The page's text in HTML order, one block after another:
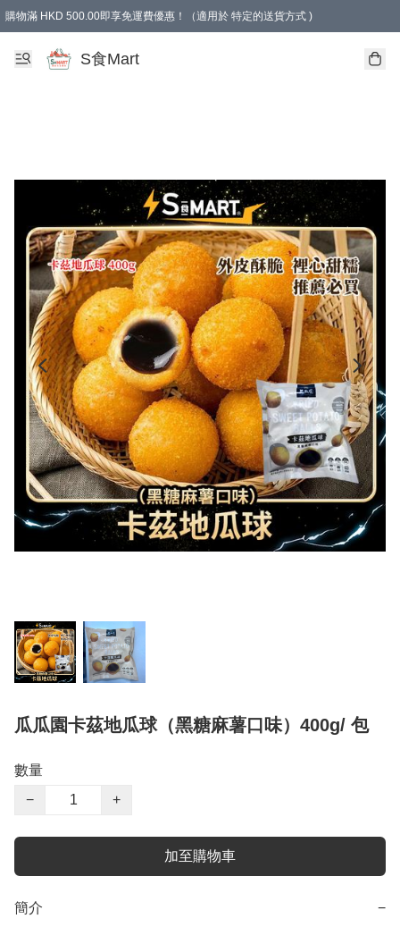
購物滿 HKD 500.00即享免運費優惠！（適用於 特定的送貨方式 )
S食Mart
瓜瓜園卡茲地瓜球（黑糖麻薯口味）400g/ 包
數量
−
+
加至購物車
簡介 −